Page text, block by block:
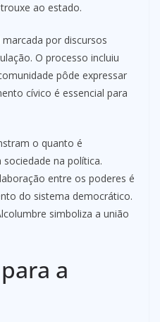
ao estado.
por discursos
O processo incluiu
pôde expressar
cívico é essencial para
o quanto é
na política.
entre os poderes é
do sistema democrático.
simboliza a união
a